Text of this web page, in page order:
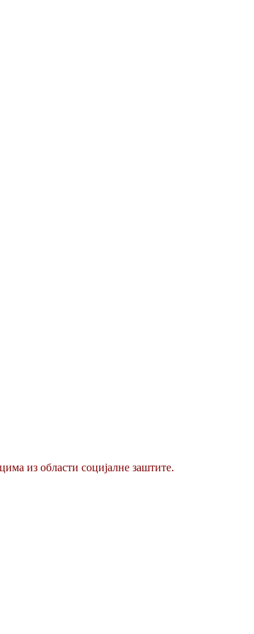
из области социјалне заштите.